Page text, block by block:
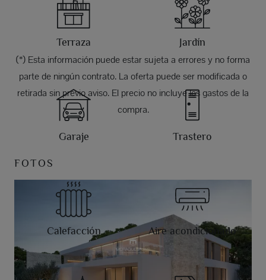
Terraza Jardín
Garaje Trastero
Calefacción Aire acondicionado
(*) Esta información puede estar sujeta a errores y no forma
parte de ningún contrato. La oferta puede ser modificada o
retirada sin previo aviso. El precio no incluye los gastos de la
compra.
FOTOS